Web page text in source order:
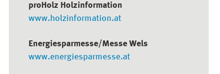
proHolz Holzinformation
www.holzinformation.at
Energiesparmesse/Messe Wels
www.energiesparmesse.at